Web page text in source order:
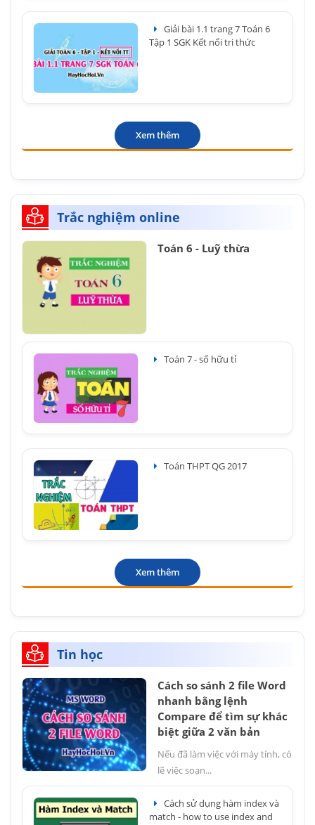
Giải bài 1.1 trang 7 Toán 6
Tập 1 SGK Kết nối tri thức
Xem thêm
Trắc nghiệm online
Toán 6 - Luỹ thừa
Toán 7 - số hữu tỉ
Toán THPT QG 2017
Xem thêm
Tin học
Cách so sánh 2 file Word
nhanh bằng lệnh
Compare để tìm sự khác
biệt giữa 2 văn bản
Nếu đã làm việc với máy tính, có
lẽ việc soạn...
Cách sử dụng hàm index và
match - how to use index and